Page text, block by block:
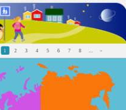
1 2 3 4 5 6 7 8 >